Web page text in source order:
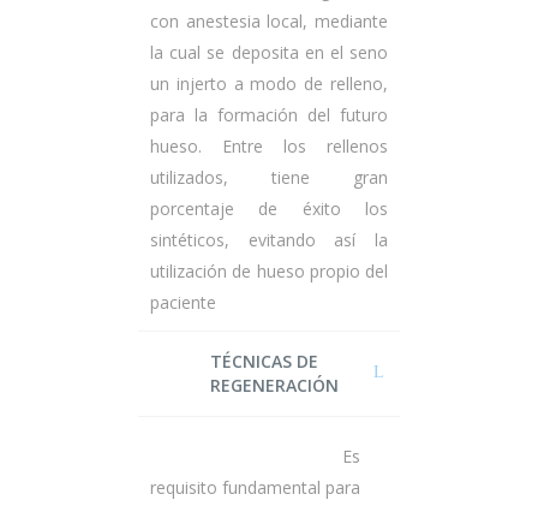
con anestesia local, mediante
la cual se deposita en el seno
un injerto a modo de relleno,
para la formación del futuro
hueso. Entre los rellenos
utilizados, tiene gran
porcentaje de éxito los
sintéticos, evitando así la
utilización de hueso propio del
paciente
TÉCNICAS DE
REGENERACIÓN
Es
requisito fundamental para